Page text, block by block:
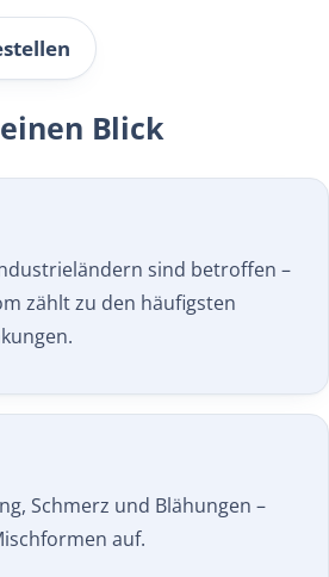
Blick
sind betroffen –
zählt zu den häufigsten
Schmerz und Blähungen –
auf.